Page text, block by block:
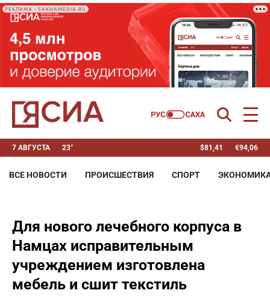
РЕКЛАМА • SAKHAMEDIA.RU
7 АВГУСТА 23° $81,41 €94,06
ВСЕ НОВОСТИ ПРОИСШЕСТВИЯ СПОРТ
Для нового лечебного корпуса в
Намцах исправительным
учреждением изготовлена
мебель и сшит текстиль